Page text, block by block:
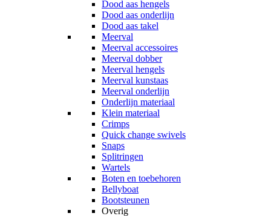
Dood aas hengels
Dood aas onderlijn
Dood aas takel
Meerval
Meerval accessoires
Meerval dobber
Meerval hengels
Meerval kunstaas
Meerval onderlijn
Onderlijn materiaal
Klein materiaal
Crimps
Quick change swivels
Snaps
Splitringen
Wartels
Boten en toebehoren
Bellyboat
Bootsteunen
Overig